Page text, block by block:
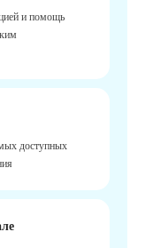
и помощь
доступных